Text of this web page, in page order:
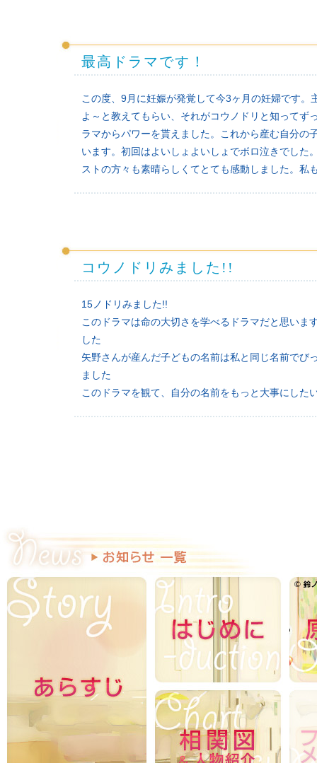
最高ドラマです！
この度、9月に妊娠が発覚して今3ヶ月の妊婦です
よ～と教えてもらい、それがコウノドリと知って
ラマからパワーを貰えました。これから産む自分の
います。初回はよいしょよいしょでボロ泣きでした
ストの方々も素晴らしくてとても感動しました。
コウノドリみました!!
15ノドリみました!!
このドラマは命の大切さを学べるドラマだと思い
した
矢野さんが産んだ子どもの名前は私と同じ名前でび
ました
このドラマを観て、自分の名前をもっと大事にした